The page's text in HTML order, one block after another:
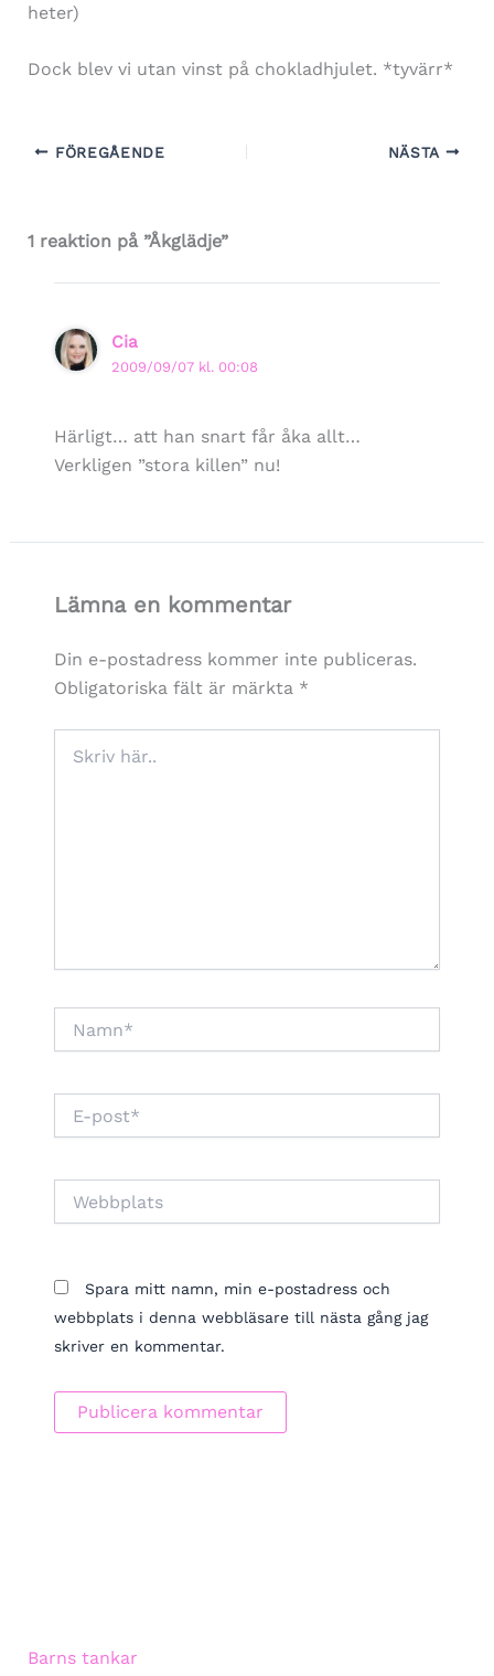
heter)
Dock blev vi utan vinst på chokladhjulet. *tyvärr*
FÖREGÅENDE NÄSTA
1 reaktion på ”Åkglädje”
Cia
2009/09/07 kl. 00:08
Härligt… att han snart får åka allt…
Verkligen ”stora killen” nu!
Lämna en kommentar
Din e-postadress kommer inte publiceras.
Obligatoriska fält är märkta *
här..
post*
Spara mitt namn, min e-postadress och
webbplats i denna webbläsare till nästa gång jag
skriver en kommentar.
Barns tankar